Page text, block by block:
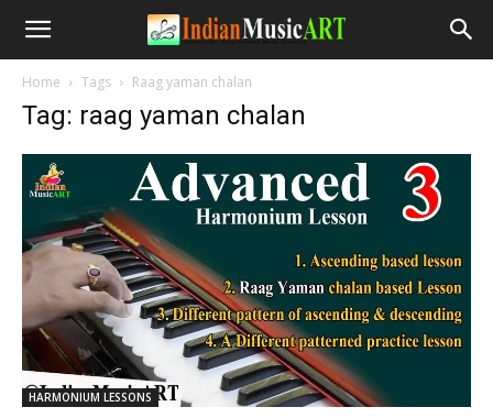
Home Tags Raag yaman chalan
Tag: raag yaman chalan
HARMONIUM LESSONS